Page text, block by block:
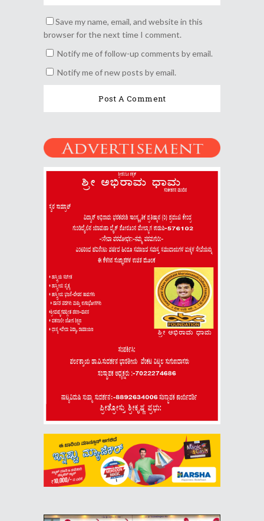
Save my name, email, and website in this
browser for the next time I comment.
Notify me of follow-up comments by email.
Notify me of new posts by email.